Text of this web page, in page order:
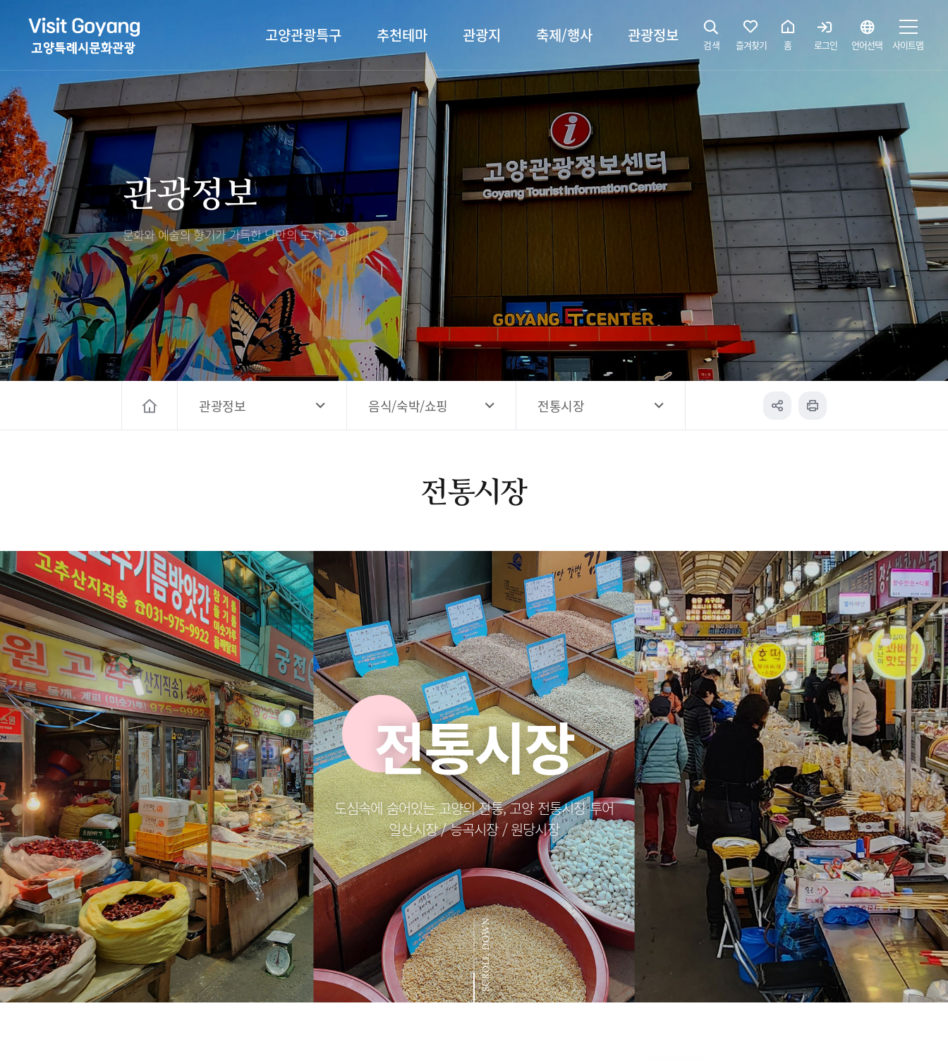
고양관광특구 추천테마
관광특화거리
TV속 고양 나들이
야경 나들이
자전거 나들이
도보관광 나들이
DMZ평화의길
행주산성
서오릉/서삼릉
전시관/박물관
장항습지
누리길
벚꽃명소
고양시 예술창작공간 해움
고양시 예술창작공간 새들
관광지 축제/행사
대표축제
축제/행사
행사소개
프로그램 안내
사전신청
자주 묻는 질문
관광정보
고양관광정보센터 소개
층별안내
편의시설
오시는길
대표먹거리
전통시장
템플스테이
숙박 정보
쇼핑 정보
문화관광해설사 예약하기
해설사 공간
고양시관광협의회
고양컨벤션뷰로
경기관광
대한민국 구석구석
공지사항
홍보영상
전자관광지도 다도라
관광안내홍보물
검색 즐겨찾기 홈 로그인 언어선택 사이트맵
관광정보
문화와 예술의 향기가 가득한낭만의 도시, 고양
관광정보 음식/숙박/쇼핑 전통시장
전통시장
전통시장
도심속에 숨어있는 고양의 전통, 고양 전통시장 투어
일산시장 / 능곡시장 / 원당시장
SCROLL DOWN